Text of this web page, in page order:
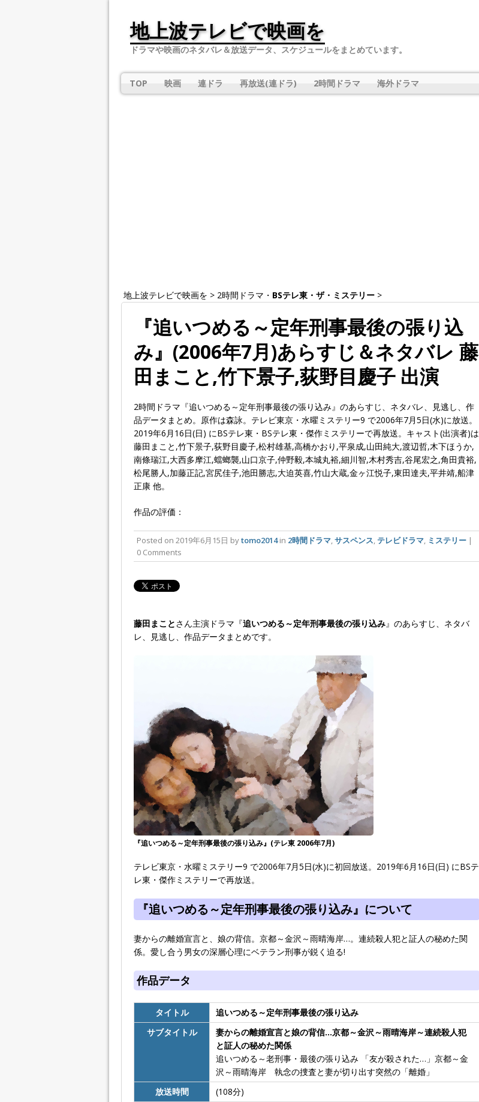
地上波テレビで映画を
ドラマや映画のネタバレ＆放送データ、スケジュールをまとめています。
TOP 映画 連ドラ 再放送(連ドラ) 2時間ドラマ 海外ドラマ
地上波テレビで映画を > 2時間ドラマ・ BSテレ東・ザ・ミステリー >
『追いつめる～定年刑事最後の張り込
み』(2006年7月)あらすじ＆ネタバレ 藤
田まこと,竹下景子,荻野目慶子 出演
2時間ドラマ『追いつめる～定年刑事最後の張り込み』のあらすじ、ネタバレ、見逃し、作
品データまとめ。原作は森詠。テレビ東京・水曜ミステリー9 で2006年7月5日(水)に放送。
2019年6月16日(日) にBSテレ東・BSテレ東・傑作ミステリーで再放送。キャスト(出演者)は
藤田まこと,竹下景子,荻野目慶子,松村雄基,高橋かおり,平泉成,山田純大,渡辺哲,木下ほうか,
南條瑞江,大西多摩江,蟷螂襲,山口京子,仲野毅,本城丸裕,細川智,木村秀吉,谷尾宏之,角田貴裕,
松尾勝人,加藤正記,宮尻佳子,池田勝志,大迫英喜,竹山大蔵,金ヶ江悦子,東田達夫,平井靖,船津
正康 他。
作品の評価：
Posted on 2019年6月15日 bytomo2014in 2時間ドラマ,サスペンス, テレビドラマ, ミステリー |
0 Comments
藤田まことさん主演ドラマ『追いつめる～定年刑事最後の張り込み』のあらすじ、ネタバ
レ、見逃し、作品データまとめです。
『追いつめる～定年刑事最後の張り込み』(テレ東 2006年7月)
テレビ東京・水曜ミステリー9 で2006年7月5日(水)に初回放送。2019年6月16日(日) にBSテ
レ東・傑作ミステリーで再放送。
『追いつめる～定年刑事最後の張り込み』について
妻からの離婚宣言と、娘の背信。京都～金沢～雨晴海岸…。連続殺人犯と証人の秘めた関
係。愛し合う男女の深層心理にベテラン刑事が鋭く迫る!
作品データ
タイトル
追いつめる～定年刑事最後の張り込み
サブタイトル
妻からの離婚宣言と娘の背信…京都～金沢～雨晴海岸～連続殺人犯
と証人の秘めた関係
追いつめる～老刑事・最後の張り込み 「友が殺された…」京都～金
沢～雨晴海岸 執念の捜査と妻が切り出す突然の「離婚」
放送時間
(108分)